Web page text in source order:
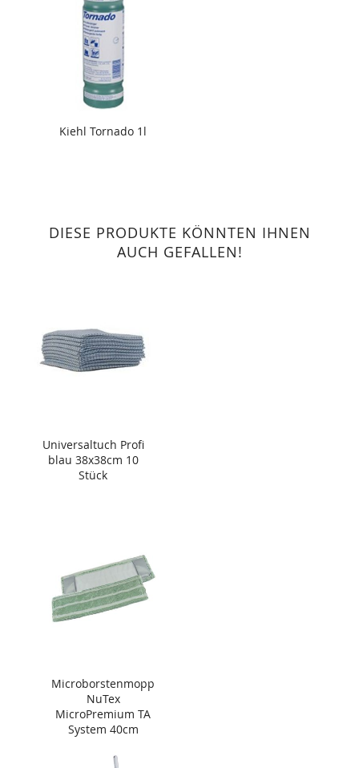
Kiehl Tornado 1l
DIESE PRODUKTE KÖNNTEN IHNEN
AUCH GEFALLEN!
Universaltuch Profi
blau 38x38cm 10
Stück
Microborstenmopp
NuTex
MicroPremium TA
System 40cm